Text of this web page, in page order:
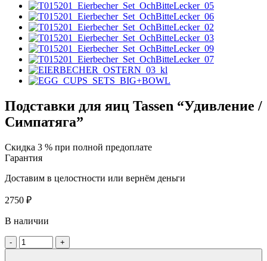
Подставки для яиц Tassen “Удивление /
Симпатяга”
Скидка 3 % при полной предоплате
Гарантия
Доставим в целостности или вернём деньги
2750 ₽
В наличии
- +